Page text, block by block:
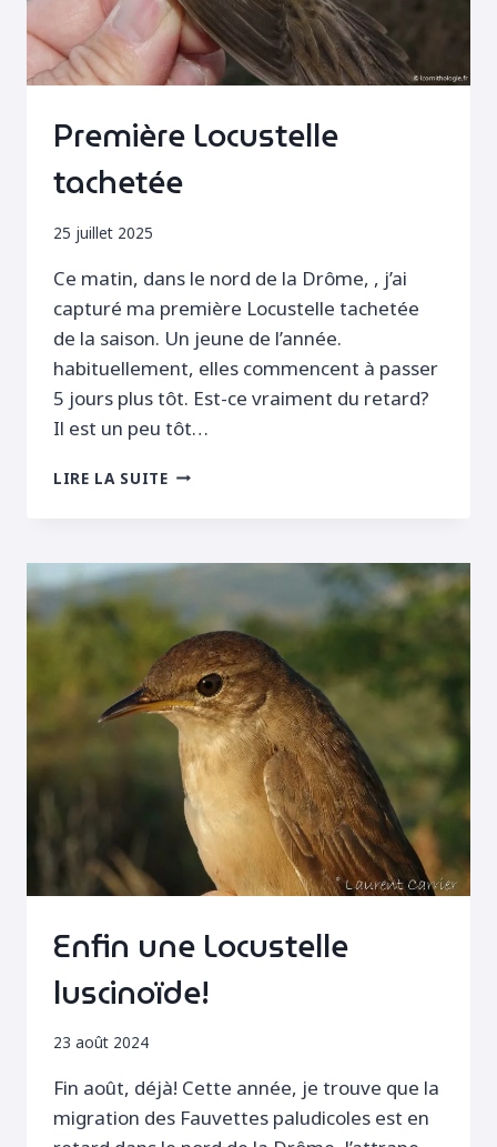
Première Locustelle
tachetée
25 juillet 2025
Ce matin, dans le nord de la Drôme, , j’ai
capturé ma première Locustelle tachetée
de la saison. Un jeune de l’année.
habituellement, elles commencent à passer
5 jours plus tôt. Est-ce vraiment du retard?
Il est un peu tôt…
LIRE LA SUITEPREMIÈRE
Enfin une Locustelle
luscinoïde!
23 août 2024
Fin août, déjà! Cette année, je trouve que la
migration des Fauvettes paludicoles est en